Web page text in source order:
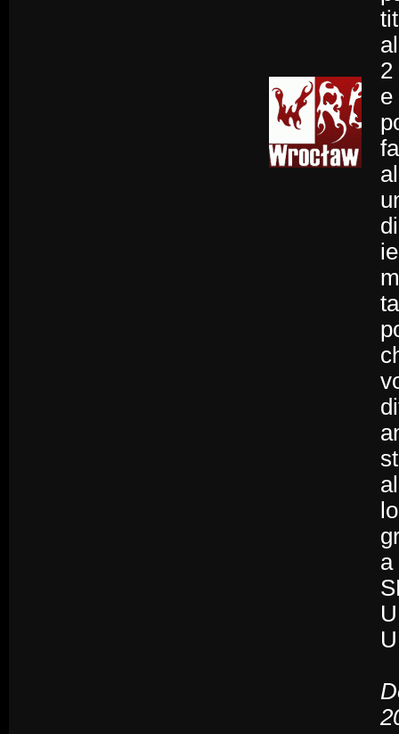
2
e
a